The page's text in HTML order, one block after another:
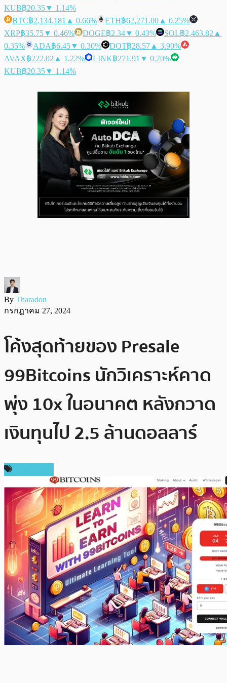
KUB฿20.35▼ 1.14%
BTC฿2,134,181 ▲ 0.66% ETH฿62,271.00 ▲ 0.25%
XRP฿35.75▼ 0.46% DOGE฿2.34▼ 0.43% SOL฿2,463.82 ▲
0.35%
ADA฿6.45▼ 0.30% DOT฿28.57 ▲ 3.90%
AVAX฿222.02 ▲ 1.22% LINK฿271.91 ▼ 0.70%
KUB฿20.35▼ 1.14%
By Tharadon
กรกฎาคม 27, 2024
โค้งสุดท้ายของ Presale
99Bitcoins นักวิเคราะห์คาด
พุ่ง 10x ในอนาคต หลังกวาด
เงินทุนไป 2.5 ล้านดอลลาร์